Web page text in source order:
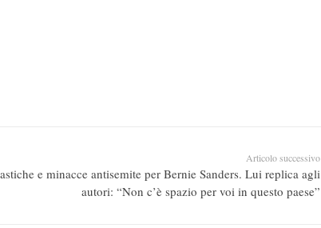
Articolo successivo
e minacce antisemite per Bernie Sanders. Lui replica agli
autori: “Non c’è spazio per voi in questo paese”